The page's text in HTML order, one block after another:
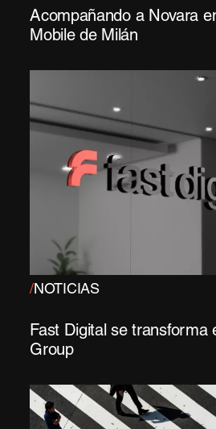
Acompañando a Novara
Mobile de Milán
/NOTICIAS
Fast Digital se transforma
Group